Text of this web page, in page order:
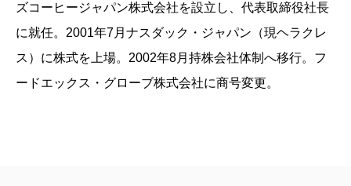
ズコーヒージャパン株式会社を設立し、代表取締役社長
に就任。2001年7月ナスダック・ジャパン（現ヘラクレ
ス）に株式を上場。2002年8月持株会社体制へ移行。フ
ードエックス・グローブ株式会社に商号変更。